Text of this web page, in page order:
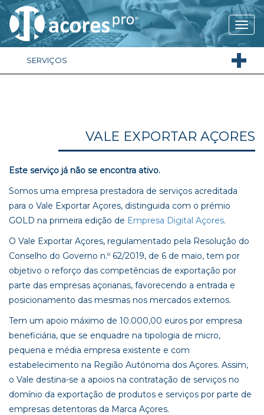
SERVIÇOS
VALE EXPORTAR AÇORES
Este serviço já não se encontra ativo.
Somos uma empresa prestadora de serviços acreditada
para o Vale Exportar Açores, distinguida com o prémio
GOLD na primeira edição de Empresa Digital Açores.
O Vale Exportar Açores, regulamentado pela Resolução do
Conselho do Governo n.º 62/2019, de 6 de maio, tem por
objetivo o reforço das competências de exportação por
parte das empresas açorianas, favorecendo a entrada e
posicionamento das mesmas nos mercados externos.
Tem um apoio máximo de 10.000,00 euros por empresa
beneficiária, que se enquadre na tipologia de micro,
pequena e média empresa existente e com
estabelecimento na Região Autónoma dos Açores. Assim,
o Vale destina-se a apoios na contratação de serviços no
domínio da exportação de produtos e serviços por parte de
empresas detentoras da Marca Açores.